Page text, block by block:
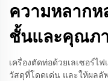
ความหลากห
ชั้นและคุณภ
เครื่องตัดท่อด้วยเลเซอร์ไ
วัสดุที่โดดเด่น และให้ผลลั